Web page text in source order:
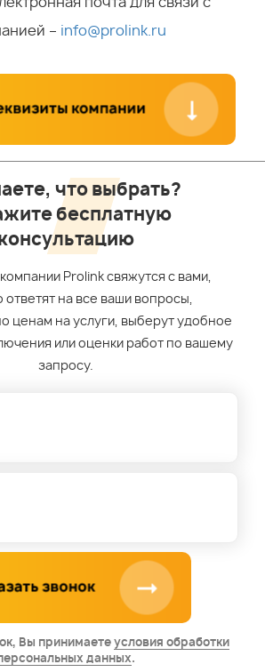
– info@prolink.ru
что выбрать?
бесплатную
Prolink свяжутся с вами,
на все ваши вопросы,
ценам на услуги, выберут удобное
или оценки работ по вашему
запросу.
Вы принимаете условия обработки
данных.